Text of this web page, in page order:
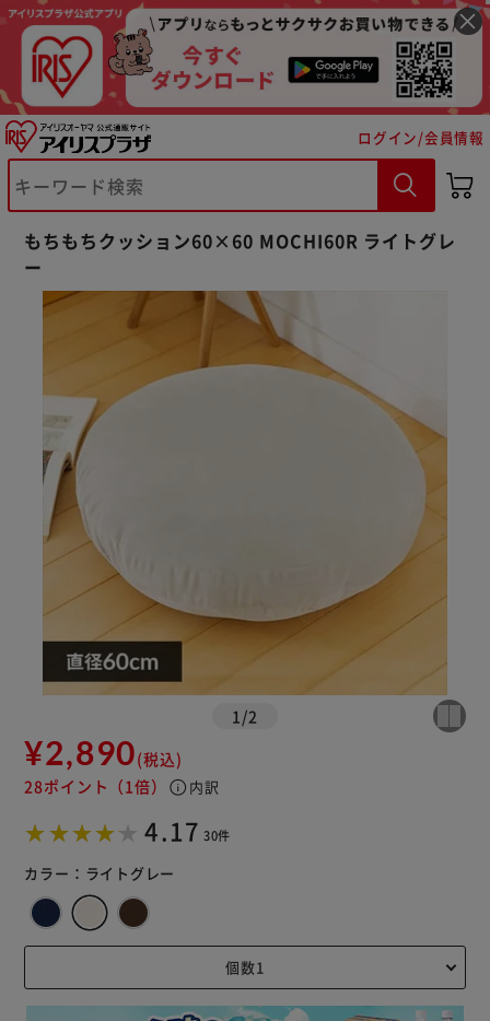
ログイン/会員情報
もちもちクッション60×60 MOCHI60R ライトグレ
ー
1 /2
¥2,890(税込)
28ポイント （1倍） info 内訳
4.17 30件
カラー： ライトグレー
※ご確認ください
カートに入れる